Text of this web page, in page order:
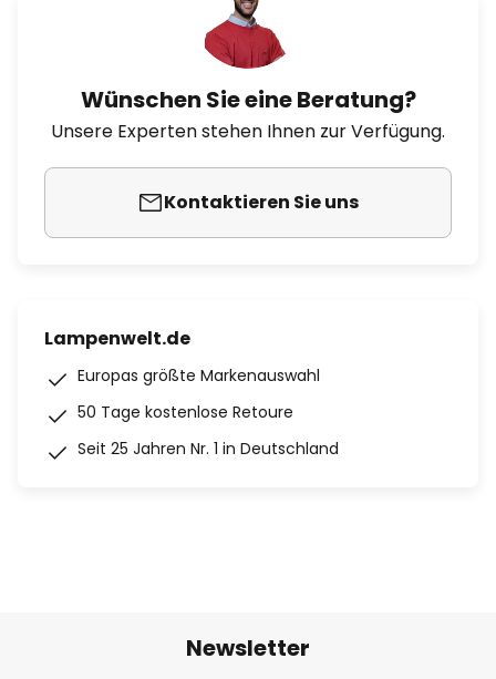
Wünschen Sie eine Beratung?
Unsere Experten stehen Ihnen zur Verfügung.
Kontaktieren Sie uns
Lampenwelt.de
Europas größte Markenauswahl
50 Tage kostenlose Retoure
Seit 25 Jahren Nr. 1 in Deutschland
Newsletter